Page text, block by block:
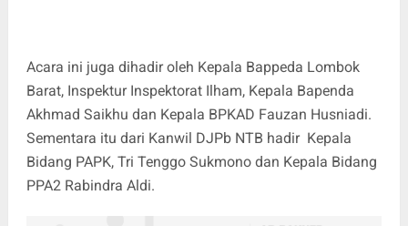
Acara ini juga dihadir oleh Kepala Bappeda Lombok
Barat, Inspektur Inspektorat Ilham, Kepala Bapenda
Akhmad Saikhu dan Kepala BPKAD Fauzan Husniadi.
Sementara itu dari Kanwil DJPb NTB hadir Kepala
Bidang PAPK, Tri Tenggo Sukmono dan Kepala Bidang
PPA2 Rabindra Aldi.